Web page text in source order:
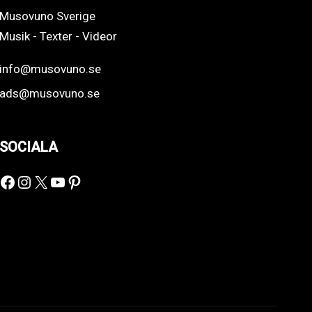
Musovuno Sverige
Musik - Texter - Videor
info@musovuno.se
ads@musovuno.se
SOCIALA
Facebook
Instagram
X YouTube
Pinterest